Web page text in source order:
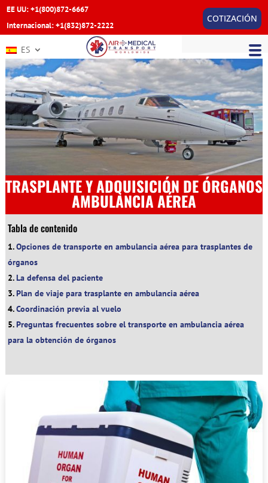
EE UU: +1(800)872-6667
Internacional: +1(832)872-2222
COTIZACIÓN
ES
TRASPLANTE Y ADQUISICIÓN DE ÓRGANOS
AMBULANCIA AÉREA
Tabla de contenido
Opciones de transporte en ambulancia aérea para trasplantes de
órganos
La defensa del paciente
Plan de viaje para trasplante en ambulancia aérea
Coordinación previa al vuelo
Preguntas frecuentes sobre el transporte en ambulancia aérea
para la obtención de órganos